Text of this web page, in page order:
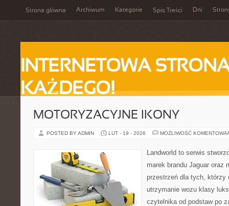
Strona główna Archiwum Kategorie Spis Treści Dni
INTERNETOWA
KAŻDEGO!
MOTORYZACYJNE IKONY
POSTED BY ADMIN LUT - 19 - 2026 MOŻLIWOŚĆ
Landworld to serwis
marek brandu Jaguar oraz
przestrzeń dla tych, którzy
utrzymanie wozu klasy
czytelnika od podstaw po